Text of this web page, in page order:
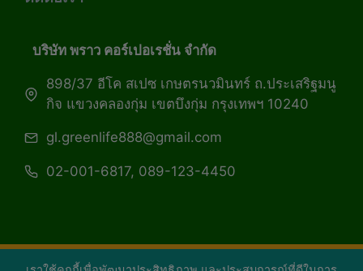
บริษัท พราว คอร์เปอเรชั่น จำกัด
898/37 อีโค สเปซ เกษตรนวมินทร์ ถ.ประเสริฐมนู
กิจ แขวงคลองกุ่ม เขตบึงกุ่ม กรุงเทพฯ 10240
gl.greenlife888@gmail.com
02-001-6817, 089-123-4450